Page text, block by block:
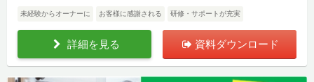
未経験からオーナーに お客様に感謝される 研修・サポートが充実
詳細を見る 資料ダウンロード